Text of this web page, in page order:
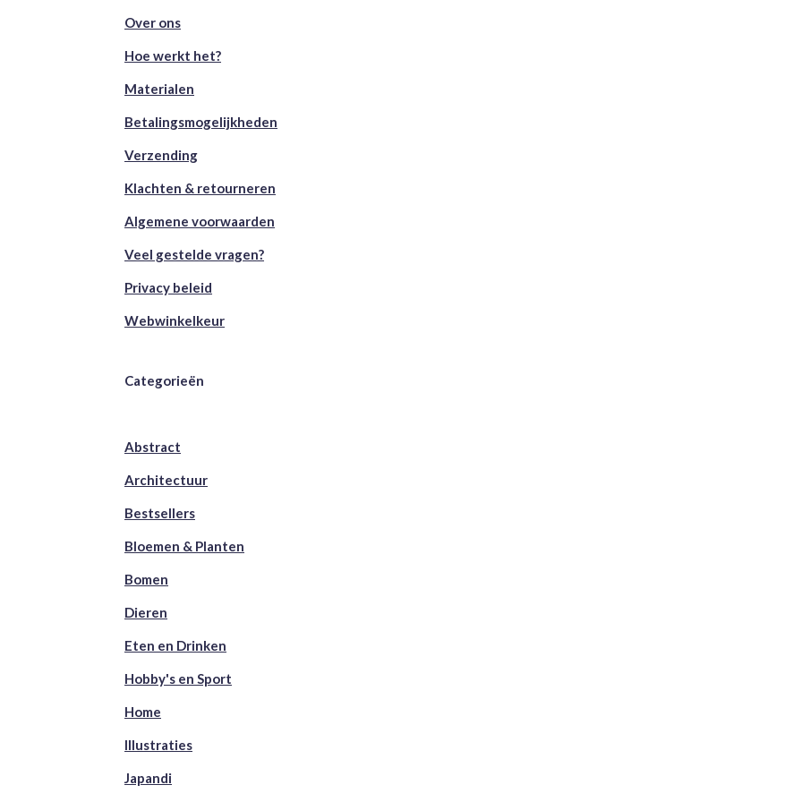
Over ons
Hoe werkt het?
Materialen
Betalingsmogelijkheden
Verzending
Klachten & retourneren
Algemene voorwaarden
Veel gestelde vragen?
Privacy beleid
Webwinkelkeur
Categorieën
Abstract
Architectuur
Bestsellers
Bloemen & Planten
Bomen
Dieren
Eten en Drinken
Hobby's en Sport
Home
Illustraties
Japandi